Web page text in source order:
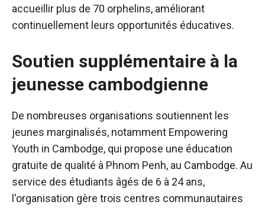
accueillir plus de 70 orphelins, améliorant
continuellement leurs opportunités éducatives.
Soutien supplémentaire à la
jeunesse cambodgienne
De nombreuses organisations soutiennent les
jeunes marginalisés, notamment Empowering
Youth in Cambodge, qui propose une éducation
gratuite de qualité à Phnom Penh, au Cambodge. Au
service des étudiants âgés de 6 à 24 ans,
l'organisation gère trois centres communautaires